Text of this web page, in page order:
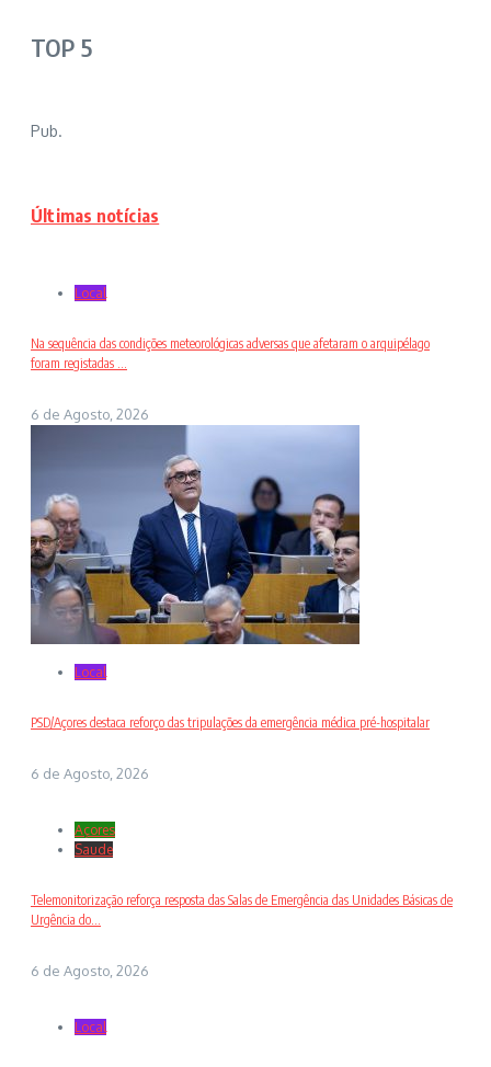
TOP 5
Pub.
Últimas notícias
Local
Na sequência das condições meteorológicas adversas que afetaram o arquipélago
foram registadas ...
6 de Agosto, 2026
Local
PSD/Açores destaca reforço das tripulações da emergência médica pré-hospitalar
6 de Agosto, 2026
Açores
Saude
Telemonitorização reforça resposta das Salas de Emergência das Unidades Básicas de
Urgência do...
6 de Agosto, 2026
Local